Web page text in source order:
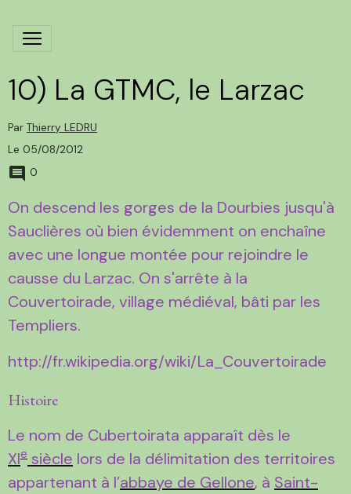
10) La GTMC, le Larzac
Par Thierry LEDRU
Le 05/08/2012
0
On descend les gorges de la Dourbies jusqu'à
Sauclières où bien évidemment on enchaîne
avec une longue montée pour rejoindre le
causse du Larzac. On s'arrête à la
Couvertoirade, village médiéval, bâti par les
Templiers.
http://fr.wikipedia.org/wiki/La_Couvertoirade
Histoire
Le nom de Cubertoirata apparaît dès le
XIe siècle lors de la délimitation des territoires
appartenant à l’abbaye de Gellone, à Saint-